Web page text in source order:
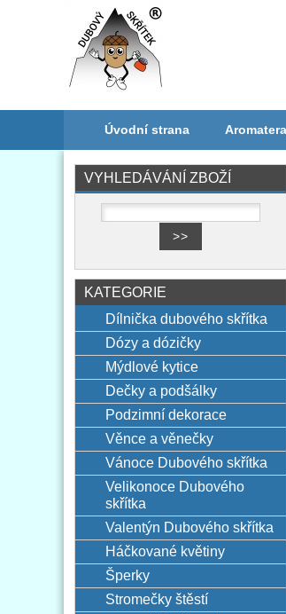
Úvodní strana
VYHLEDÁVÁNÍ ZBOŽÍ
KATEGORIE
Dílnička dubového skřítka
Dózy a dózičky
Mýdlové kytice
Dečky a podšálky
Podzimní dekorace
Věnce a věnečky
Vánoce Dubového skřítka
Velikonoce Dubového
skřítka
Valentýn Dubového skřítka
Háčkované květiny
Šperky
Stromečky štěstí